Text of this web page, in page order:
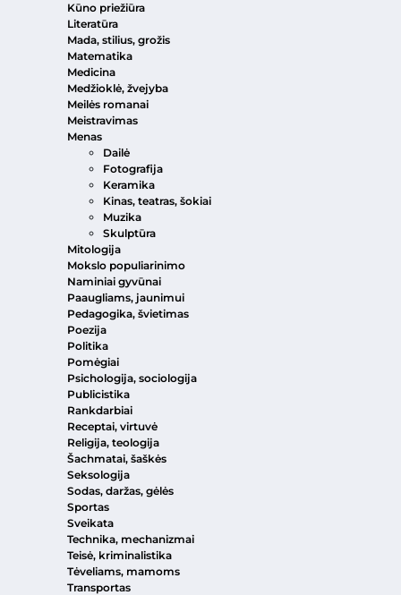
Kūno priežiūra
Literatūra
Mada, stilius, grožis
Matematika
Medicina
Medžioklė, žvejyba
Meilės romanai
Meistravimas
Menas
Dailė
Fotografija
Keramika
Kinas, teatras, šokiai
Muzika
Skulptūra
Mitologija
Mokslo populiarinimo
Naminiai gyvūnai
Paaugliams, jaunimui
Pedagogika, švietimas
Poezija
Politika
Pomėgiai
Psichologija, sociologija
Publicistika
Rankdarbiai
Receptai, virtuvė
Religija, teologija
Šachmatai, šaškės
Seksologija
Sodas, daržas, gėlės
Sportas
Sveikata
Technika, mechanizmai
Teisė, kriminalistika
Tėveliams, mamoms
Transportas